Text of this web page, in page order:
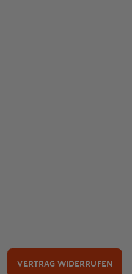
VERTRAG WIDERRUFEN